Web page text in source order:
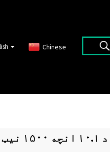
Chinese
د